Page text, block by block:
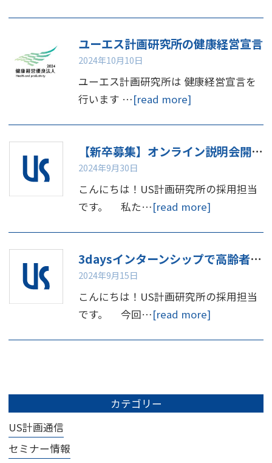
ユーエス計画研究所の健康経営宣言
2024年10月10日
ユーエス計画研究所は 健康経営宣言を
行います …[read more]
【新卒募集】オンライン説明会開催のお知らせ📢
2024年9月30日
こんにちは！US計画研究所の採用担当
です。 私た…[read more]
3daysインターンシップで高齢者体験してみませんか
2024年9月15日
こんにちは！US計画研究所の採用担当
です。 今回…[read more]
カテゴリー
US計画通信
セミナー情報